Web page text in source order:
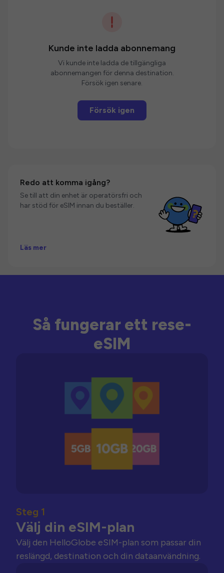
Kunde inte ladda abonnemang
Vi kunde inte ladda de tillgängliga
abonnemangen för denna destination.
Försök igen senare.
Försök igen
Redo att komma igång?
Se till att din enhet är operatörsfri och
har stöd för eSIM innan du beställer.
Läs mer
Så fungerar ett rese-
eSIM
Steg 1
Välj din eSIM-plan
Välj den HelloGlobe eSIM-plan som passar din
reslängd, destination och din dataanvändning.